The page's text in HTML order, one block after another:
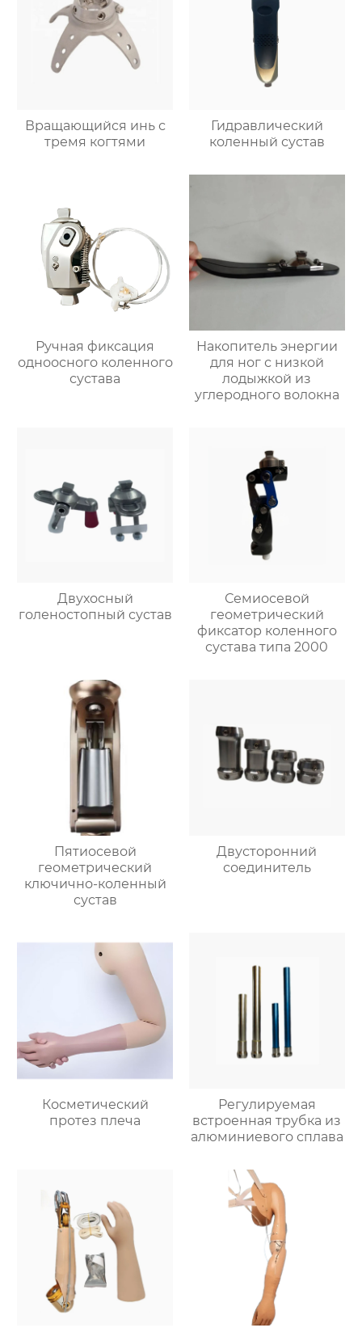
Вращающийся инь с
тремя когтями
Гидравлический
коленный сустав
Ручная фиксация
одноосного коленного
сустава
Накопитель энергии
для ног с низкой
лодыжкой из
углеродного волокна
Двухосный
голеностопный сустав
Семиосевой
геометрический
фиксатор коленного
сустава типа 2000
Пятиосевой
геометрический
ключично-коленный
сустав
Двусторонний
соединитель
Косметический
протез плеча
Регулируемая
встроенная трубка из
алюминиевого сплава